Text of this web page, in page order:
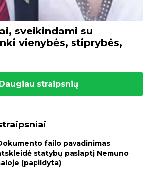
sveikindami su
vienybės, stiprybės,
Daugiau straipsnių
failo pavadinimas
statybų paslaptį Nemuno
(papildyta)